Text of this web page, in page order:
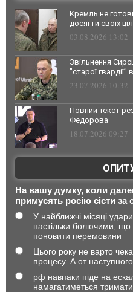
Кремль не
досягти своїх
03.08.2026 13:02
Звільнення
"старої гвардії"
23.07.2026 10:32
Повний текст
Федорова
18.07.2026 09:27
На вашу думку, коли
примусять росію сісти за
У найближчі місяці
настільки болючими, що
поновити перемовини
Цього року не варто
процесу. А от
рф навпаки піде на
намагатиметься